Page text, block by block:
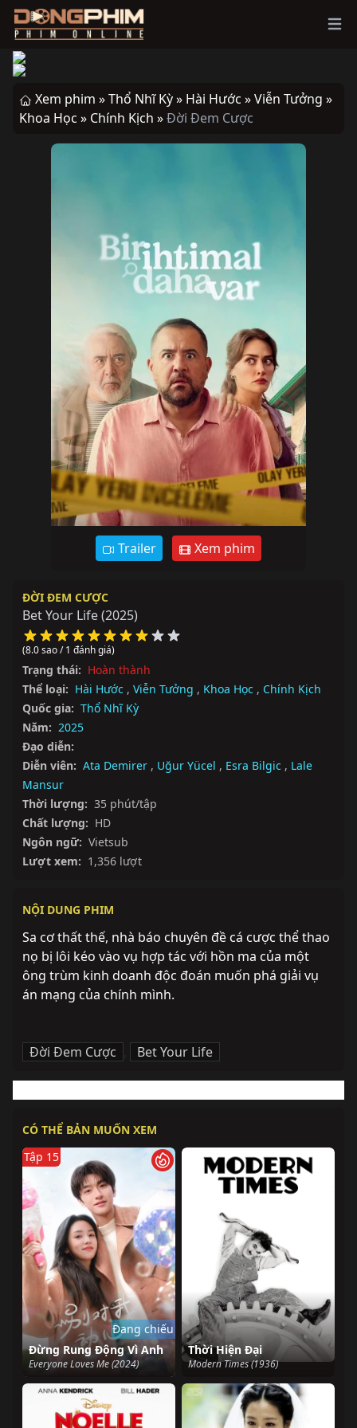
Xem phim »Thổ Nhĩ Kỳ » Hài Hước »Viễn Tưởng »
Khoa Học » Chính Kịch »Đời Đem Cược
Trailer Xem phim
ĐỜI ĐEM CƯỢC
Bet Your Life(2025)
(8.0 sao / 1 đánh giá)
Trạng thái: Hoàn thành
Thể loại: Hài Hước , Viễn Tưởng , Khoa Học , Chính Kịch
Quốc gia: Thổ Nhĩ Kỳ
Năm: 2025
Đạo diễn:
Diễn viên: Ata Demirer , Uğur Yücel , Esra Bilgic , Lale
Mansur
Thời lượng: 35 phút/tập
Chất lượng: HD
Ngôn ngữ: Vietsub
Lượt xem: 1,356 lượt
NỘI DUNG PHIM
Sa cơ thất thế, nhà báo chuyên đề cá cược thể thao
nọ bị lôi kéo vào vụ hợp tác với hồn ma của một
ông trùm kinh doanh độc đoán muốn phá giải vụ
án mạng của chính mình.
Đời Đem Cược , Bet Your Life
CÓ THỂ BẢN MUỐN XEM
Đừng Rung Động Vì Anh
Everyone Loves Me (2024)
Tập 15
Đang chiếu
Thời Hiện Đại
Modern Times (1936)